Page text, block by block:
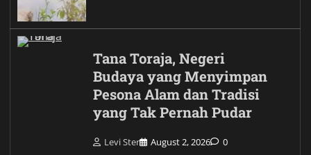
Tana Toraja, Negeri
Budaya yang Menyimpan
Pesona Alam dan Tradisi
yang Tak Pernah Pudar
Levi Ster August 2, 2026 0